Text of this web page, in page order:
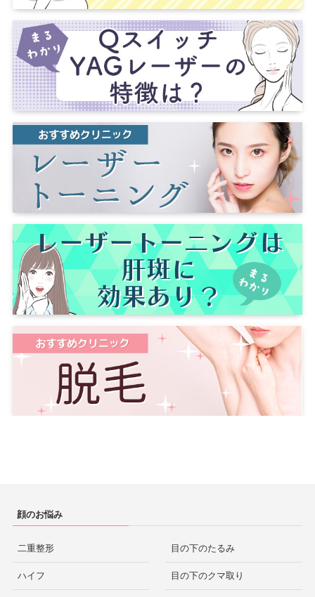
藤沢 横須賀 相模原
厚木
埼玉
所沢
越谷
千葉 千葉市 船橋
茨城 水戸
福井
岐阜
長野 長野市 松本
奈良 奈良市
滋賀 大津 草津
津
和歌山 和歌山市
大分 大分市 別府
宮崎 宮崎市
鹿児島 鹿児島市
顔のお悩み
二重整形
ハイフ
目の下のたるみ
目の下のクマ取り